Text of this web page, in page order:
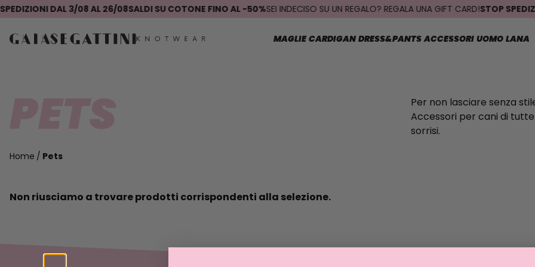
DAL 3/08 AL 26/08SALDI SU COTONE FINO AL -50%SEI INDECISO SU UN REGALO? REGALA UNA GIFT CARD!STOP
MAGLIE CARDIGAN DRESS&PANTS ACCESSORI UOMO LANA
Home Pets
Per non lasciare senza
Accessori per cani di
sorrisi.
Non riusciamo a trovare prodotti corrispondenti alla selezione.